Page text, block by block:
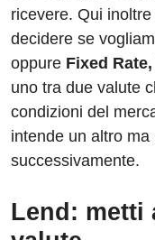
ricevere. Qui
decidere se
oppure Fixed Rate,
uno tra due valute
condizioni del
intende un altro
successivamente.
Lend: metti